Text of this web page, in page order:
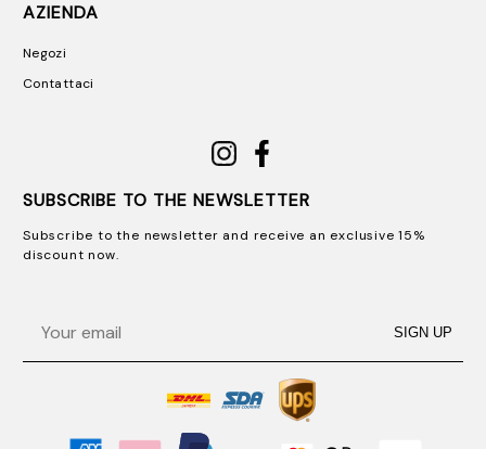
AZIENDA
Negozi
Contattaci
SUBSCRIBE TO THE NEWSLETTER
Subscribe to the newsletter and receive an exclusive 15%
discount now.
SIGN UP